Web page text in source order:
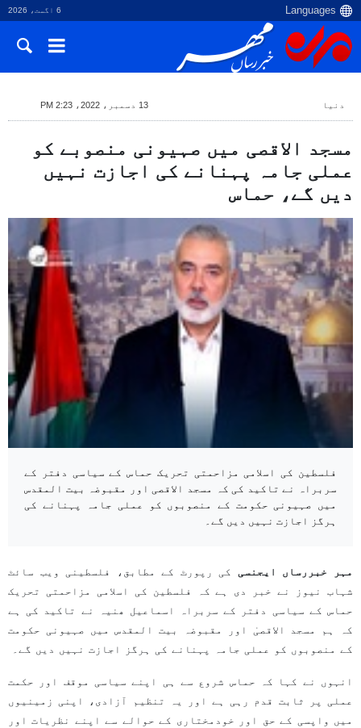
6 اگست، 2026
دنیا 13 دسمبر، 2022، 2:23 PM
مسجد الاقصی میں صہیونی منصوبے کو
عملی جامہ پہنانے کی اجازت نہیں
دیں گے، حماس
فلسطین کی اسلامی مزاحمتی تحریک حماس کے سیاسی دفتر کے
سربراہ نے تاکید کی کہ مسجد الاقصی اور مقبوضہ بیت المقدس
میں صہیونی حکومت کے منصوبوں کو عملی جامہ پہنانے کی
ہرگز اجازت نہیں دیں گے۔
مہر خبررساں ایجنسی کی رپورٹ کے مطابق، فلسطینی ویب سائٹ
شہاب نیوز نے خبر دی ہے کہ فلسطین کی اسلامی مزاحمتی تحریک
حماس کے سیاسی دفتر کے سربراہ اسماعیل ھنیہ نے تاکید کی ہے
کہ ہم مسجد الاقصیٰ اور مقبوضہ بیت المقدس میں صہیونی حکومت
کے منصوبوں کو عملی جامہ پہنانے کی ہرگز اجازت نہیں دیں گے۔
انہوں نے کہا کہ حماس شروع سے ہی اپنے سیاسی موقف اور حکمت
عملی پر ثابت قدم رہی ہے اور یہ تنظیم آزادی، اپنی زمینیوں
میں واپسی کے حق اور خودمختاری کے حوالے سے اپنے نظریات اور